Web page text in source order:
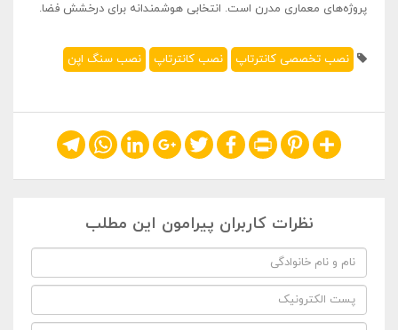
پروژه‌های معماری مدرن است. انتخابی هوشمندانه برای درخشش فضا.
نصب تخصصی کانترتاپ نصب کانترتاپ نصب سنگ اپن
Share
Pinterest
Print
Facebook
Twitter
Google+
LinkedIn
WhatsApp
Telegram
نظرات کاربران پیرامون این مطلب